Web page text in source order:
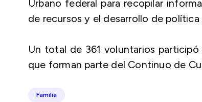
Urbano federal para recopilar
de recursos y el desarrollo de
Un total de 361 voluntarios
que forman parte del Continuo de
Familia